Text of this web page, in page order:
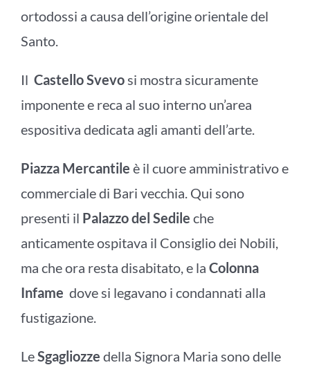
ortodossi a causa dell’origine orientale del
Santo.
Il Castello Svevo si mostra sicuramente
imponente e reca al suo interno un’area
espositiva dedicata agli amanti dell’arte.
Piazza Mercantile è il cuore amministrativo e
commerciale di Bari vecchia. Qui sono
presenti il Palazzo del Sedile che
anticamente ospitava il Consiglio dei Nobili,
ma che ora resta disabitato, e la Colonna
Infame dove si legavano i condannati alla
fustigazione.
LeSgagliozze della Signora Maria sono delle